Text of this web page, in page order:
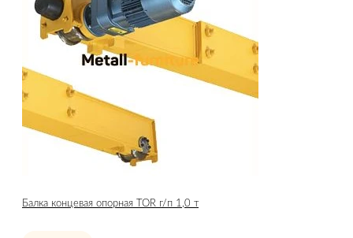
Балка концевая опорная TOR г/п 1,0 т